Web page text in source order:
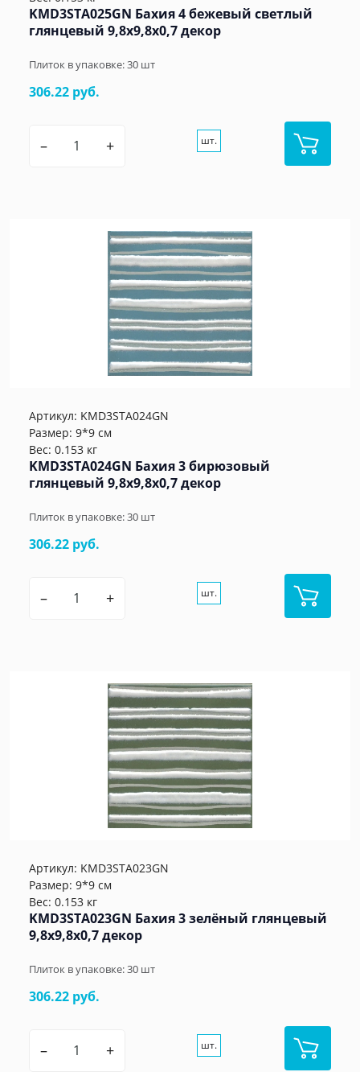
KMD3STA025GN Бахия 4 бежевый светлый
глянцевый 9,8x9,8x0,7 декор
Плиток в упаковке:30 шт
306.22 руб.
– + шт.
Артикул: KMD3STA024GN
Размер: 9*9 см
Вес: 0.153 кг
KMD3STA024GN Бахия 3 бирюзовый
глянцевый 9,8x9,8x0,7 декор
Плиток в упаковке:30 шт
306.22 руб.
– + шт.
Артикул: KMD3STA023GN
Размер: 9*9 см
Вес: 0.153 кг
KMD3STA023GN Бахия 3 зелёный глянцевый
9,8x9,8x0,7 декор
Плиток в упаковке:30 шт
306.22 руб.
– + шт.